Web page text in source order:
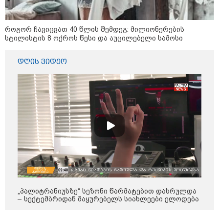
მსოფლიო
13:15 / 08-08-2026
როგორ ჩავიცვათ 40 წლის შემდეგ: მილიონერების
სტილისტის 8 ოქროს წესი და აუცილებელი სამოსი
დღის ვიდეო
„პალიტრანიუსზე“ სეზონი წარმატებით დასრულდა
– სექტემბრიდან მაყურებელს სიახლეები ელოდება